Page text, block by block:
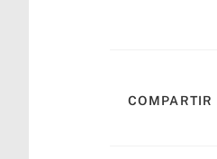
COMPARTIR